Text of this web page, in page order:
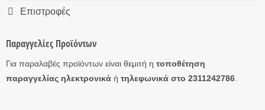
Επιστροφές
Παραγγελίες Προϊόντων
Για παραλαβές προϊόντων είναι θεμιτή η τοποθέτηση
παραγγελίας ηλεκτρονικάή τηλεφωνικά στο 2311242786.